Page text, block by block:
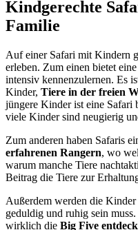
Kindgerechte
Familie
Auf einer Safari mit Kindern
erleben. Zum einen bietet
intensiv kennenzulernen. Es
Kinder, Tiere in der freien
jüngere Kinder ist eine Safari
viele Kinder sind neugierig
Zum anderen haben Safaris
erfahrenen Rangern, wo
warum manche Tiere
Beitrag die Tiere zur
Außerdem werden die Kinder
geduldig und ruhig sein
wirklich die Big Five